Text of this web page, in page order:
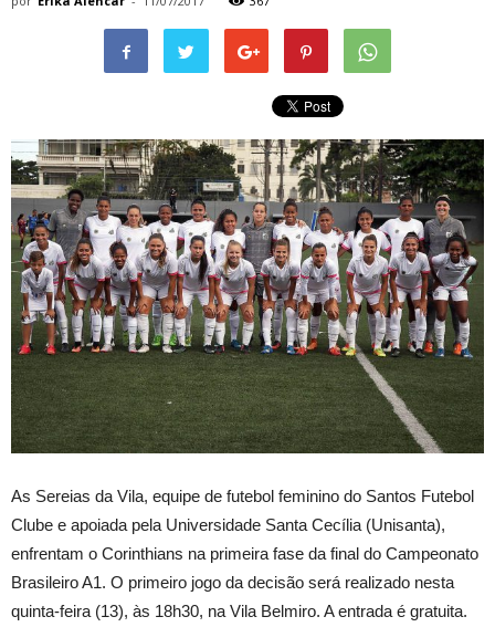
As Sereias da Vila, equipe de futebol feminino do Santos Futebol
Clube e apoiada pela Universidade Santa Cecília (Unisanta),
enfrentam o Corinthians na primeira fase da final do Campeonato
Brasileiro A1. O primeiro jogo da decisão será realizado nesta
quinta-feira (13), às 18h30, na Vila Belmiro. A entrada é gratuita.